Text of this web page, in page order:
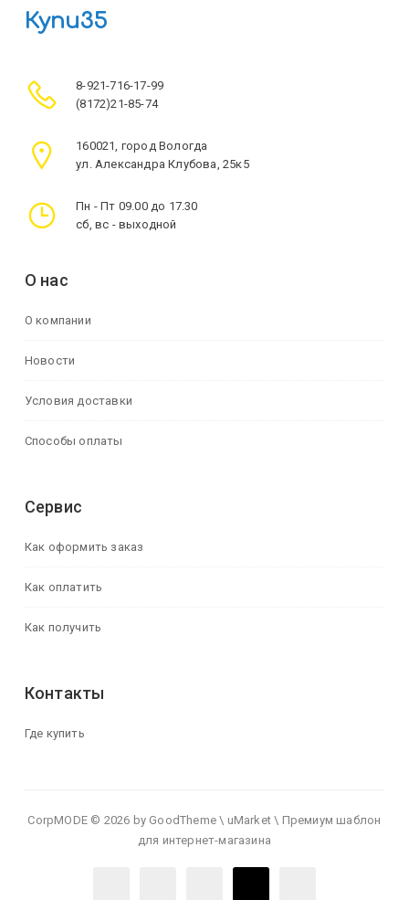
Купи35
8-921-716-17-99
(8172)21-85-74
160021, город Вологда
ул. Александра Клубова, 25к5
Пн - Пт 09.00 до 17.30
сб, вс - выходной
О нас
О компании
Новости
Условия доставки
Способы оплаты
Сервис
Как оформить заказ
Как оплатить
Как получить
Контакты
Где купить
CorpMODE © 2026 by GoodTheme \ uMarket \ Премиум шаблон
для интернет-магазина